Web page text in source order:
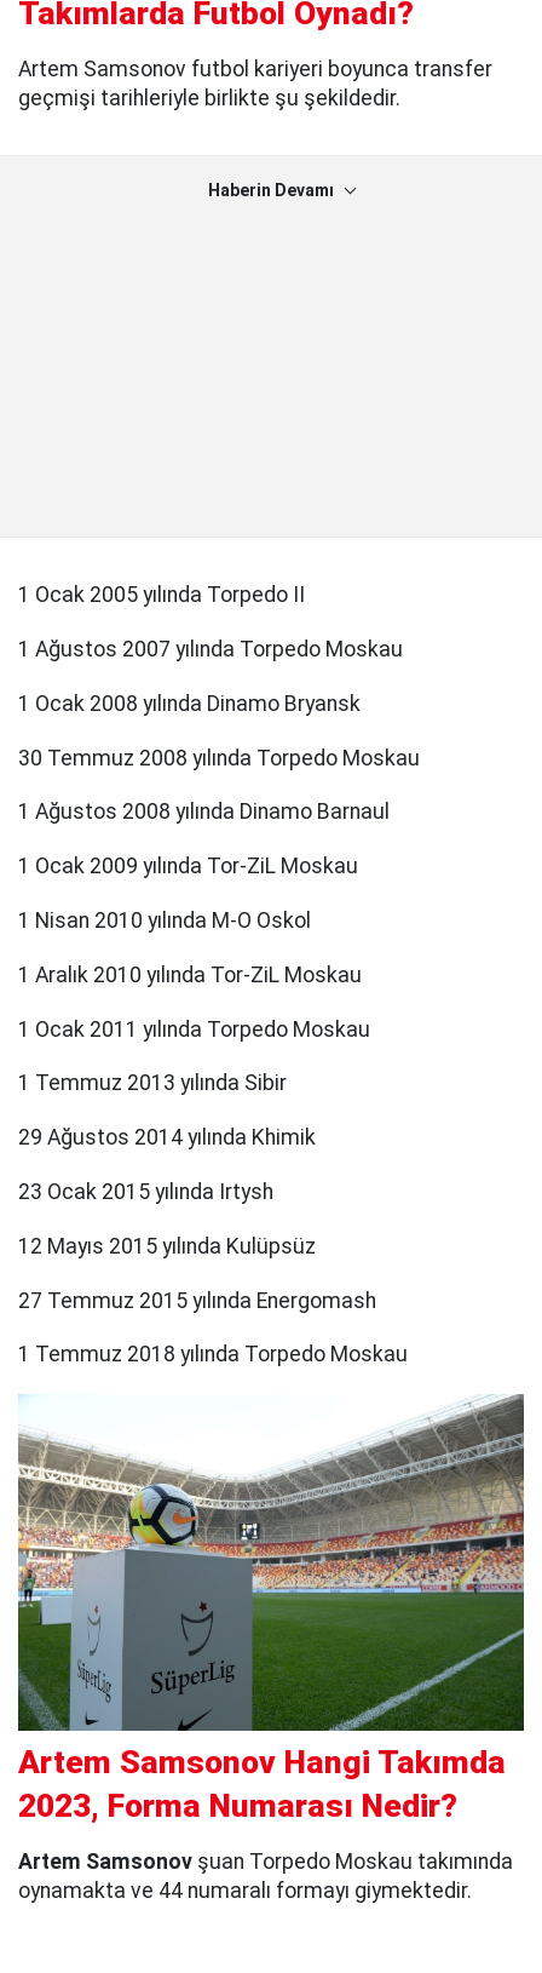
Takımlarda Futbol Oynadı?
Artem Samsonov futbol kariyeri boyunca transfer
geçmişi tarihleriyle birlikte şu şekildedir.
Haberin Devamı
1 Ocak 2005 yılında Torpedo II
1 Ağustos 2007 yılında Torpedo Moskau
1 Ocak 2008 yılında Dinamo Bryansk
30 Temmuz 2008 yılında Torpedo Moskau
1 Ağustos 2008 yılında Dinamo Barnaul
1 Ocak 2009 yılında Tor-ZiL Moskau
1 Nisan 2010 yılında M-O Oskol
1 Aralık 2010 yılında Tor-ZiL Moskau
1 Ocak 2011 yılında Torpedo Moskau
1 Temmuz 2013 yılında Sibir
29 Ağustos 2014 yılında Khimik
23 Ocak 2015 yılında Irtysh
12 Mayıs 2015 yılında Kulüpsüz
27 Temmuz 2015 yılında Energomash
1 Temmuz 2018 yılında Torpedo Moskau
Artem Samsonov Hangi Takımda
2023, Forma Numarası Nedir?
Artem Samsonov şuan Torpedo Moskau takımında
oynamakta ve 44 numaralı formayı giymektedir.